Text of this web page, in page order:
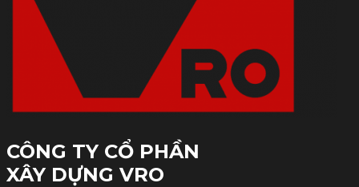
CÔNG TY CỔ PHẦN
XÂY DỰNG VRO